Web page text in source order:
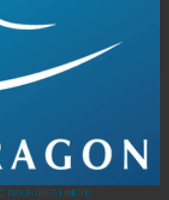
INDUSTRIES LIMITED